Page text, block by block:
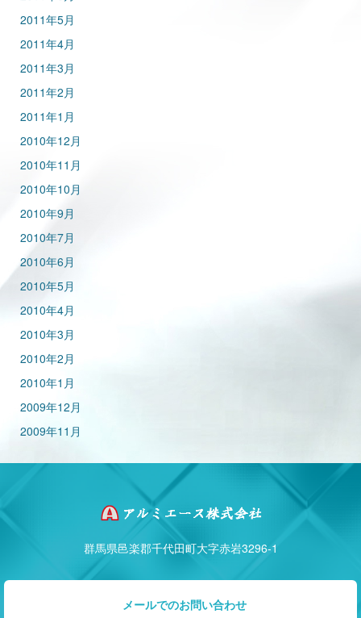
2011年5月
2011年4月
2011年3月
2011年2月
2011年1月
2010年12月
2010年11月
2010年10月
2010年9月
2010年7月
2010年6月
2010年5月
2010年4月
2010年3月
2010年2月
2010年1月
2009年12月
2009年11月
群馬県邑楽郡千代田町大字赤岩3296-1
メールでのお問い合わせ